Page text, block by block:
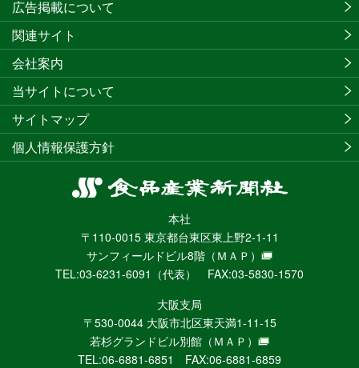
食
産
業
新
聞
社
ニ
ュ
ー
本社
〒110-0015 東京都台東区東上野2-1-11
サンフィールドビル8階 （ＭＡＰ）
TEL:03-6231-6091（代表） FAX:03-5830-1570
大阪支局
〒530-0044 大阪市北区東天満1-11-15
若杉グランドビル別館 （ＭＡＰ）
TEL:06-6881-6851 FAX:06-6881-6859
広告掲載について
関連サイト
会社案内
当サイトについて
サイトマップ
個人情報保護方針